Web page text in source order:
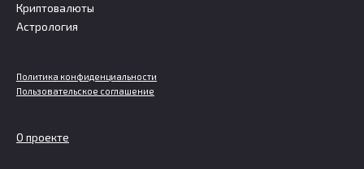
Криптовалюты
Астрология
Политика конфиденциальности
Пользовательское соглашение
О проекте